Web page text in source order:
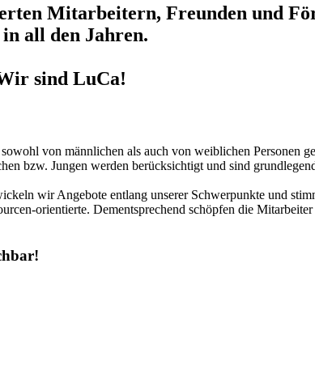
Mitarbeitern, Freunden und
all den Jahren.
sind LuCa!
von männlichen als auch von weiblichen Personen
bzw. Jungen werden berücksichtigt und sind
wir Angebote entlang unserer Schwerpunkte und
orientierte. Dementsprechend schöpfen die